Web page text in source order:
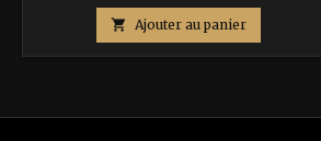
base
 Ajouter au panier